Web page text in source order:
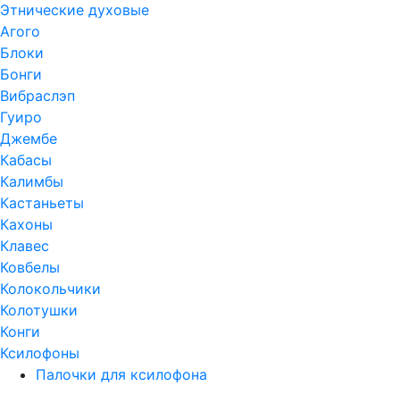
Этнические духовые
Агого
Блоки
Бонги
Вибраслэп
Гуиро
Джембе
Кабасы
Калимбы
Кастаньеты
Кахоны
Клавес
Ковбелы
Колокольчики
Колотушки
Конги
Ксилофоны
Палочки для ксилофона